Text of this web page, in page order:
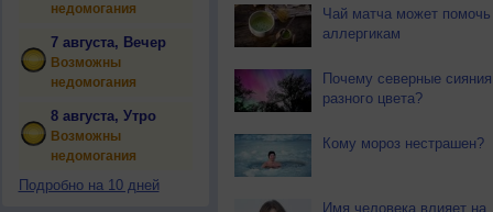
недомогания
7 августа, Вечер
Возможны
недомогания
8 августа, Утро
Возможны
недомогания
Подробно на 10 дней
Чай матча может помочь
аллергикам
Почему северные сияния
разного цвета?
Кому мороз нестрашен?
Имя человека влияет на